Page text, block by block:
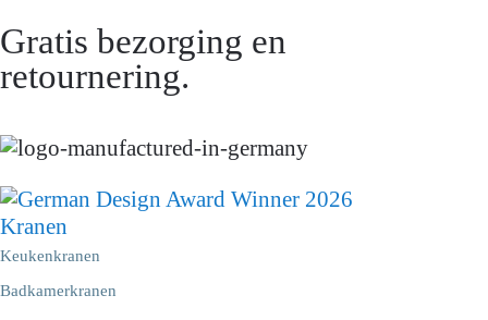
Gratis bezorging en
retournering.
Kranen
Keukenkranen
Badkamerkranen